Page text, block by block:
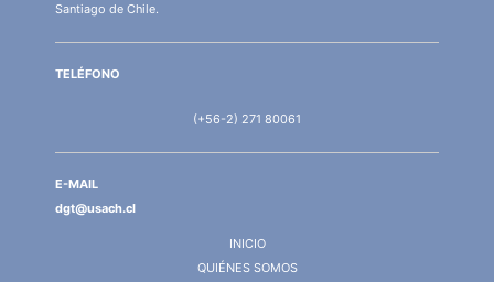
Santiago de Chile.
TELÉFONO
(+56-2) 271 80061
E-MAIL
dgt@usach.cl
INICIO
QUIÉNES SOMOS